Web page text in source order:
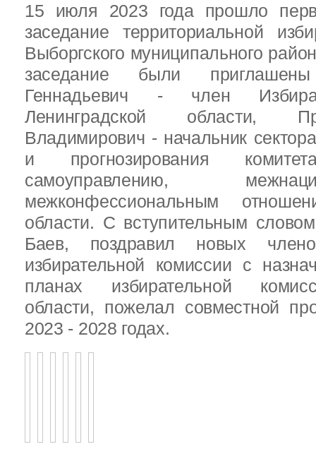
15 июля 2023 года прошло
заседание территориальной
Выборгского муниципального
заседание были
Геннадьевич - член
Ленинградской области,
Владимирович - начальник
и прогнозирования
самоуправлению,
межконфессиональным
области. С вступительным
Баев, поздравил новых
избирательной комиссии с
планах избирательной
области, пожелал совместной
2023 - 2028 годах.